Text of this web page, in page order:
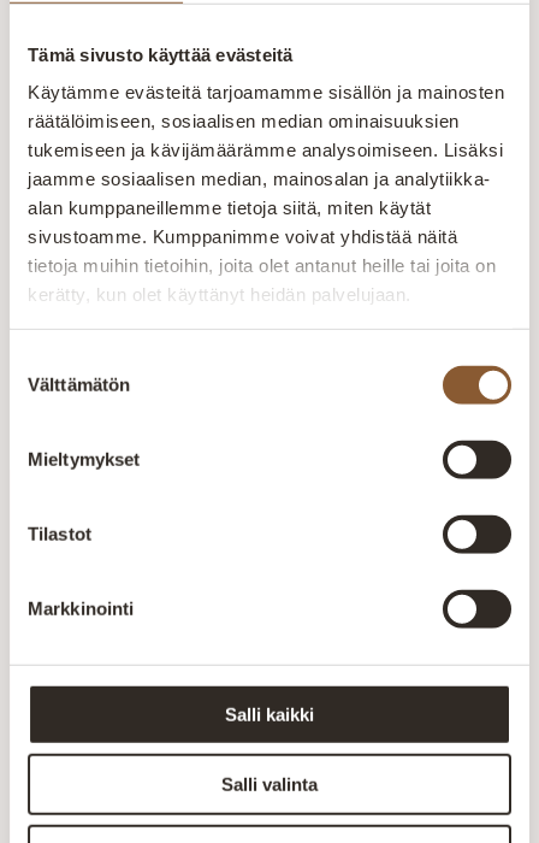
Tämä sivusto käyttää evästeitä
Käytämme evästeitä tarjoamamme sisällön ja mainosten
räätälöimiseen, sosiaalisen median ominaisuuksien
tukemiseen ja kävijämäärämme analysoimiseen. Lisäksi
jaamme sosiaalisen median, mainosalan ja analytiikka-
alan kumppaneillemme tietoja siitä, miten käytät
sivustoamme. Kumppanimme voivat yhdistää näitä
tietoja muihin tietoihin, joita olet antanut heille tai joita on
kerätty, kun olet käyttänyt heidän palvelujaan.
valinta
Välttämätön
Mieltymykset
Tilastot
Markkinointi
Salli kaikki
Salli valinta
valmistetuista tuotteista. Pidämme
Suomalaista laatutyötä
Jokainen huonekalu valmistetaan huolellisesti
kokeneiden ammattilaisten käsissä. Laatu näkyy
rakenteissa, materiaaleissa ja viimeistellyissä
yksityiskohdissa.
Valmistetaan Kainuussa Suomessa
Aitokalusteen huonekalut valmistetaan Kajaanin
tehtaalla alusta loppuun. Oma tuotanto mahdollistaa
asiakkaiden tarpeisiin.
Liity uutiskirjeen tilaajaksi
Liity